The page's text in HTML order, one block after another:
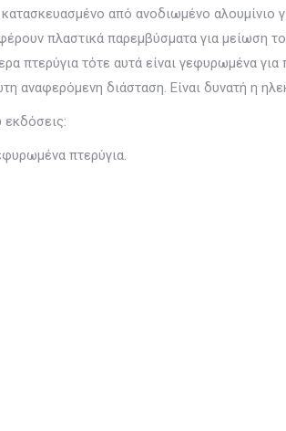
από ανοδιωμένο αλουμίνιο
πλαστικά παρεμβύσματα για μείωση
πτερύγια τότε αυτά είναι γεφυρωμένα για
αναφερόμενη διάσταση. Είναι δυνατή η
εκδόσεις:
πτερύγια.